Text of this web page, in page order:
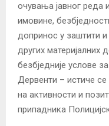
очувања јавног реда
имовине,
допринос у заштити
других материјалних
безбједније услове
Дервенти – истиче
на активности и
припадника